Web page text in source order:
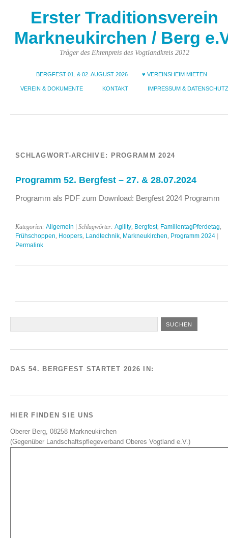
BERGFEST 01. & 02. AUGUST 2026 ♥ VEREINSHEIM MIETEN
VEREIN & DOKUMENTE KONTAKT IMPRESSUM & DATENSCHUTZ
Erster Traditionsverein
Markneukirchen / Berg
Träger des Ehrenpreis des Vogtlandkreis 2012
SCHLAGWORT-ARCHIVE: PROGRAMM 2024
Programm 52. Bergfest – 27. & 28.07.2024
Programm als PDF zum Download: Bergfest 2024 Programm
Kategorien: Allgemein | Schlagwörter: Agility, Bergfest, FamilientagPferdetag,
Frühschoppen, Hoopers, Landtechnik, Markneukirchen, Programm 2024
Permalink
DAS 54. BERGFEST STARTET 2026 IN:
HIER FINDEN SIE UNS
Oberer Berg, 08258 Markneukirchen
(Gegenüber Landschaftspflegeverband Oberes Vogtland e.V.)